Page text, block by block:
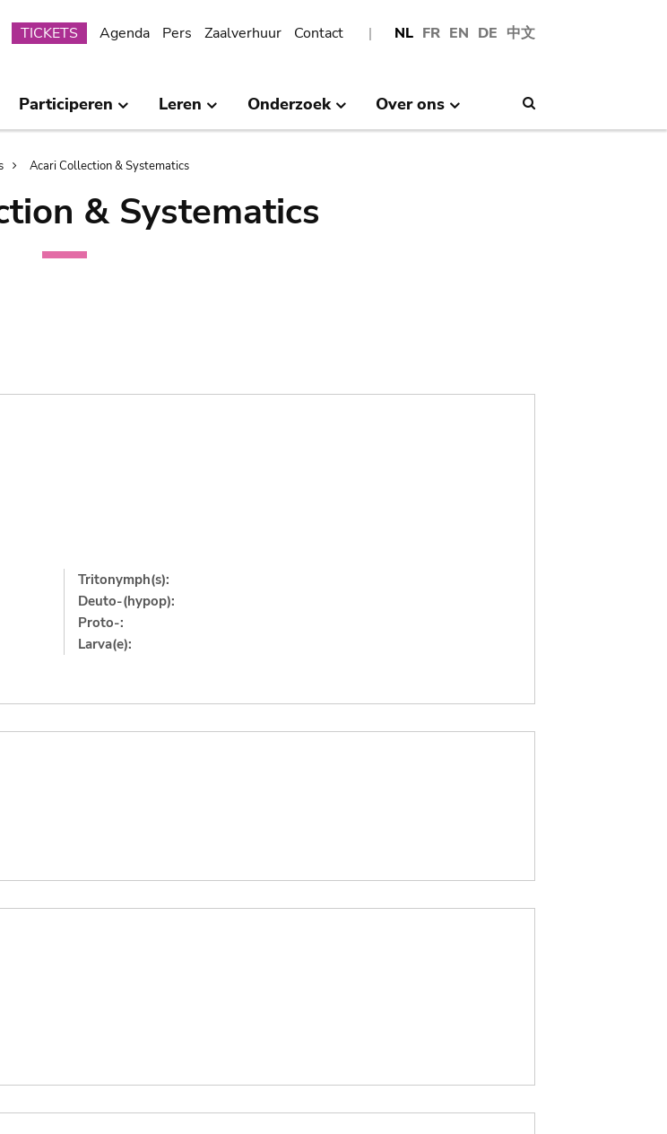
NL FR EN DE 中文
Submenu
TICKETS Agenda Pers Zaalverhuur Contact
Participeren Leren Onderzoek Over ons
Acari Collection & Systematics
& Systematics
Tritonymph(s):
Deuto-(hypop):
Proto-:
Larva(e):